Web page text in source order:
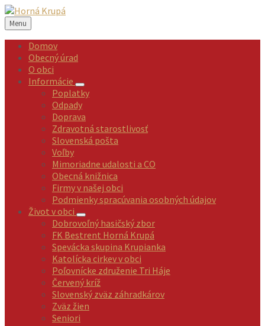
Preskočiť
na
obsah
Preskočiť
na
ľavý
panel
Preskočiť
na
pravý
panel
Preskočiť
na
pätičku
Menu
Domov
Obecný úrad
O obci
Informácie
Poplatky
Odpady
Doprava
Zdravotná starostlivosť
Slovenská pošta
Voľby
Mimoriadne udalosti a CO
Obecná knižnica
Firmy v našej obci
Podmienky spracúvania osobných údajov
Život v obci
Dobrovoľný hasičský zbor
FK Bestrent Horná Krupá
Spevácka skupina Krupianka
Katolícka cirkev v obci
Poľovnícke združenie Tri Háje
Červený kríž
Slovenský zväz záhradkárov
Zväz žien
Seniori